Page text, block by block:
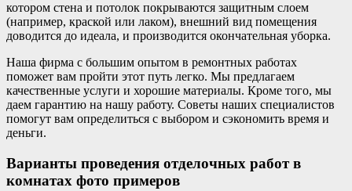
котором стена и потолок покрываются защитным слоем
(например, краской или лаком), внешний вид помещения
доводится до идеала, и производится окончательная уборка.
Наша фирма с большим опытом в ремонтных работах
поможет вам пройти этот путь легко. Мы предлагаем
качественные услуги и хорошие материалы. Кроме того, мы
даем гарантию на нашу работу. Советы наших специалистов
помогут вам определиться с выбором и сэкономить время и
деньги.
Варианты проведения отделочных работ в
комнатах фото примеров